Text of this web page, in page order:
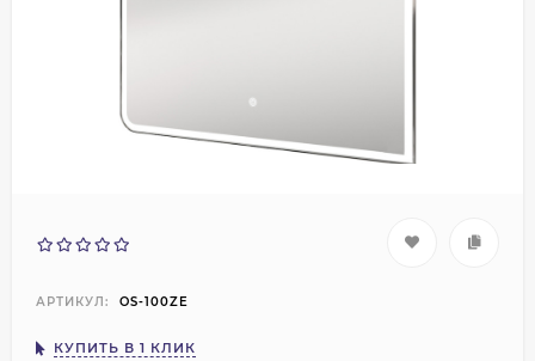
АРТИКУЛ: OS-100ZE
КУПИТЬ В 1 КЛИК